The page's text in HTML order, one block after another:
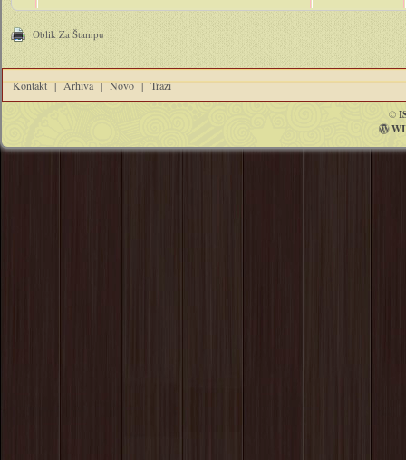
Oblik Za Štampu
Kontakt | Arhiva | Novo | Traži
©